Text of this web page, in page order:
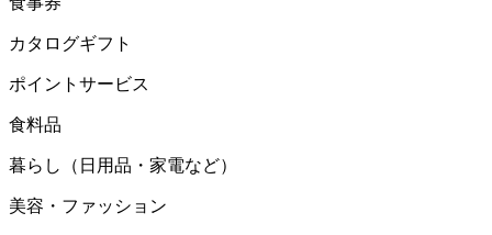
カタログギフト
ポイントサービス
食料品
暮らし（日用品・家電など）
美容・ファッション